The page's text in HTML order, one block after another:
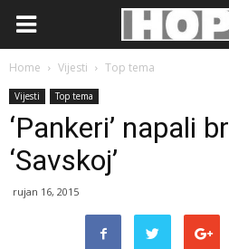
Home Vijesti Top tema
Vijesti Top tema
‘Pankeri’ napali
‘Savskoj’
rujan 16, 2015